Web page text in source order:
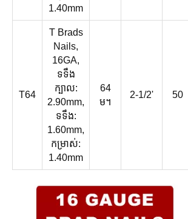
1.40mm
T64
T Brads
Nails,
16GA,
ទទឹង
ក្បាល:
2.90mm,
ទទឹង:
1.60mm,
កម្រាស់:
1.40mm
64
ម។
2-1/2' 50